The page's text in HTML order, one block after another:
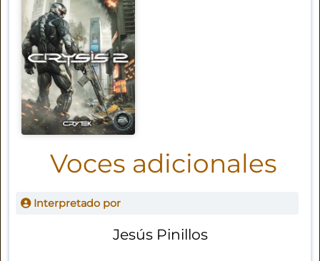
Voces adicionales
Interpretado por
Jesús Pinillos